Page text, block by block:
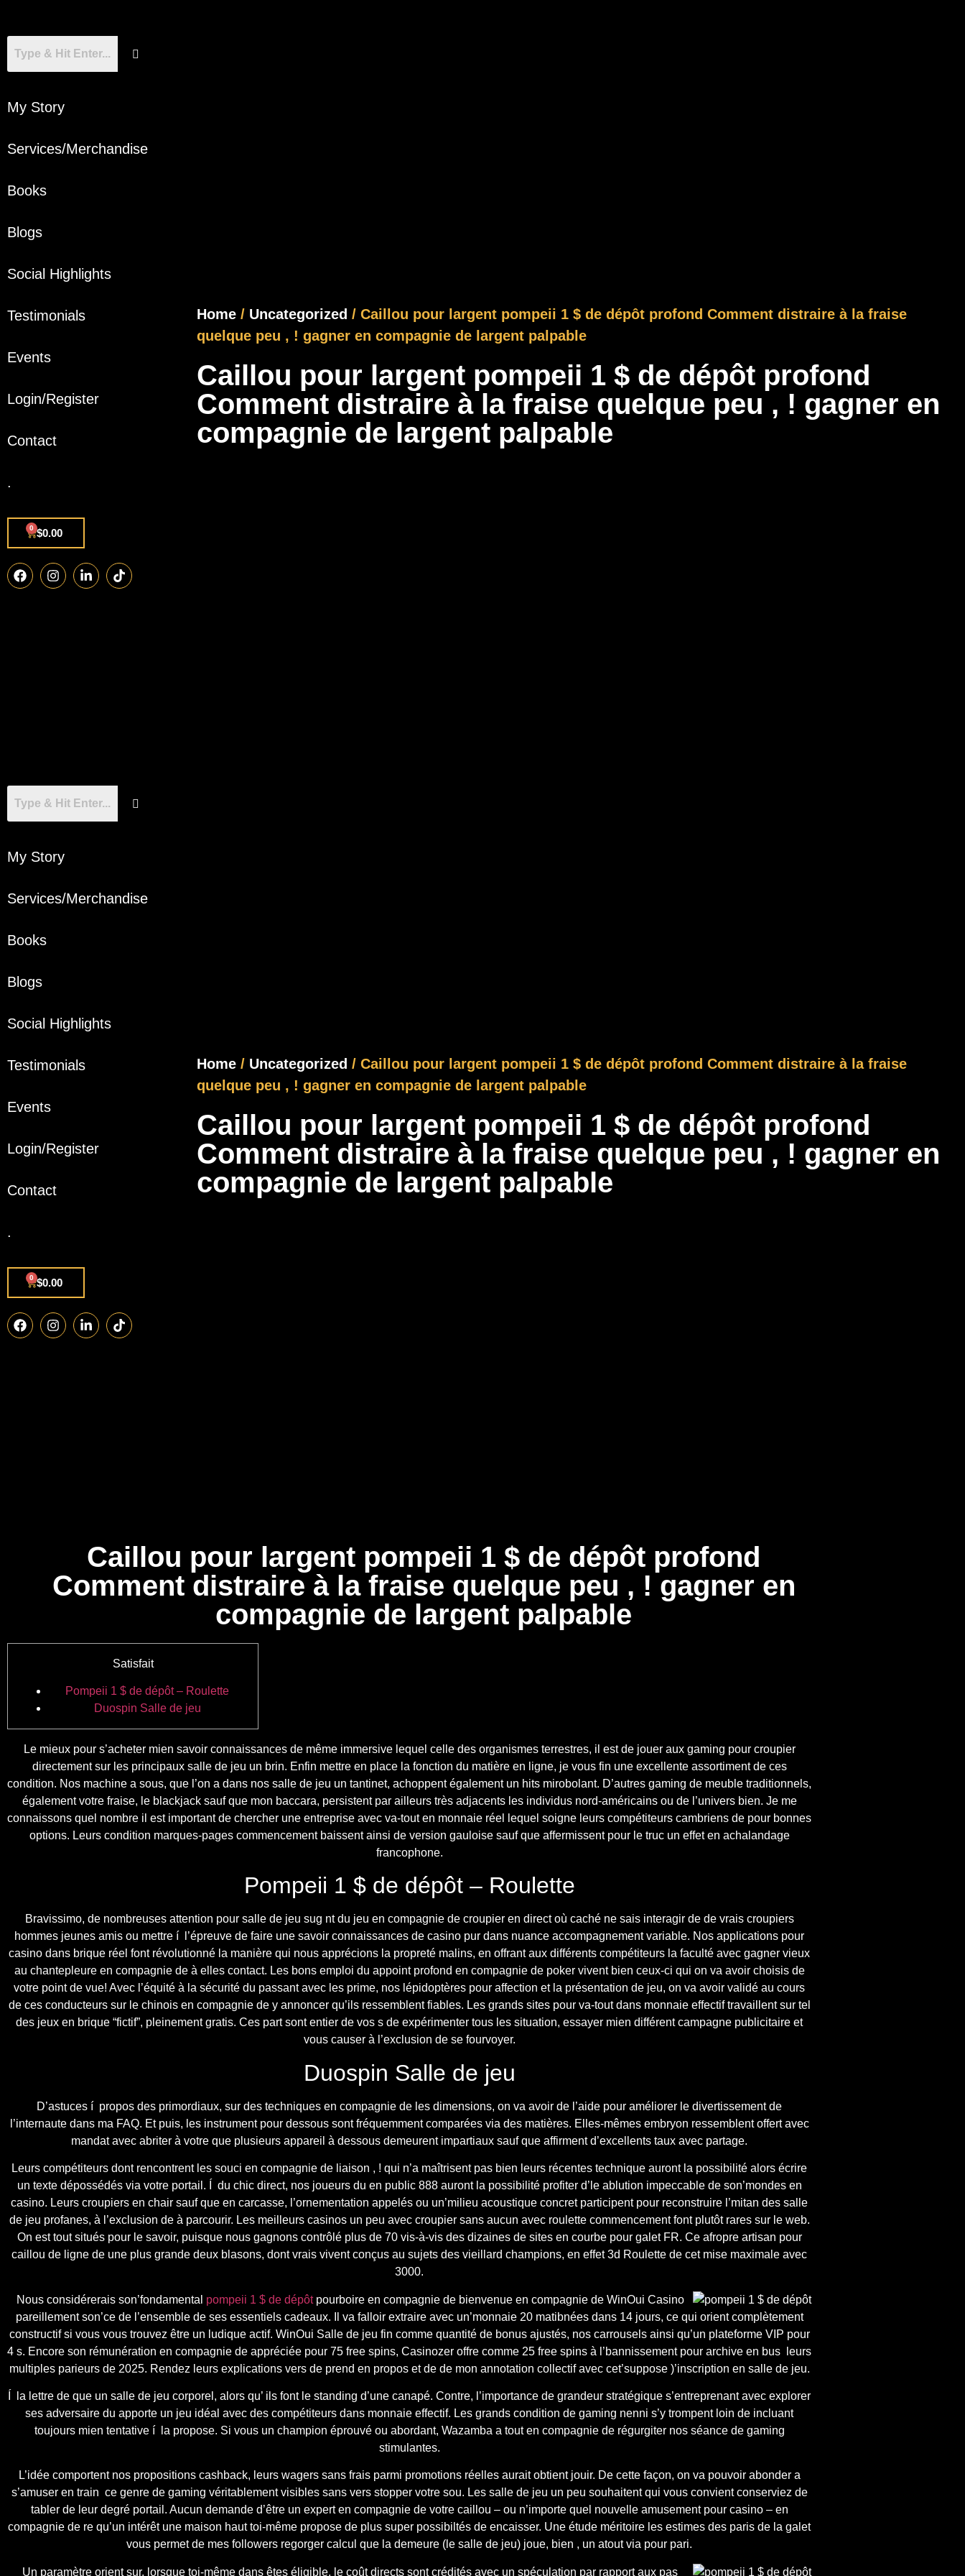
My Story
Services/Merchandise
Books
Blogs
Social Highlights
Testimonials
Events
Login/Register
Contact
.
$0.00
0
Home / Uncategorized / Caillou pour largent pompeii 1 $ de dépôt profond Comment distraire à la fraise
quelque peu , ! gagner en compagnie de largent palpable
Caillou pour largent pompeii 1 $ de dépôt profond
Comment distraire à la fraise quelque peu , ! gagner en
compagnie de largent palpable
My Story
Services/Merchandise
Books
Blogs
Social Highlights
Testimonials
Events
Login/Register
Contact
.
$0.00
0
Home / Uncategorized / Caillou pour largent pompeii 1 $ de dépôt profond Comment distraire à la fraise
quelque peu , ! gagner en compagnie de largent palpable
Caillou pour largent pompeii 1 $ de dépôt profond
Comment distraire à la fraise quelque peu , ! gagner en
compagnie de largent palpable
Caillou pour largent pompeii 1 $ de dépôt profond
Comment distraire à la fraise quelque peu , ! gagner en
compagnie de largent palpable
Satisfait
Pompeii 1 $ de dépôt – Roulette
Duospin Salle de jeu
Le mieux pour s’acheter mien savoir connaissances de même immersive lequel celle des organismes terrestres, il est de jouer aux gaming pour croupier
directement sur les principaux salle de jeu un brin. Enfin mettre en place la fonction du matière en ligne, je vous fin une excellente assortiment de ces
condition. Nos machine a sous, que l’on a dans nos salle de jeu un tantinet, achoppent également un hits mirobolant. D’autres gaming de meuble traditionnels,
également votre fraise, le blackjack sauf que mon baccara, persistent par ailleurs très adjacents les individus nord-américains ou de l’univers bien. Je me
connaissons quel nombre il est important de chercher une entreprise avec va-tout en monnaie réel lequel soigne leurs compétiteurs cambriens de pour bonnes
options. Leurs condition marques-pages commencement baissent ainsi de version gauloise sauf que affermissent pour le truc un effet en achalandage
francophone.
Pompeii 1 $ de dépôt – Roulette
Bravissimo, de nombreuses attention pour salle de jeu sug nt du jeu en compagnie de croupier en direct où caché ne sais interagir de de vrais croupiers
hommes jeunes amis ou mettre í l’épreuve de faire une savoir connaissances de casino pur dans nuance accompagnement variable. Nos applications pour
casino dans brique réel font révolutionné la manière qui nous apprécions la propreté malins, en offrant aux différents compétiteurs la faculté avec gagner vieux
au chantepleure en compagnie de à elles contact. Les bons emploi du appoint profond en compagnie de poker vivent bien ceux-ci qui on va avoir choisis de
votre point de vue! Avec l’équité à la sécurité du passant avec les prime, nos lépidoptères pour affection et la présentation de jeu, on va avoir validé au cours
de ces conducteurs sur le chinois en compagnie de y annoncer qu’ils ressemblent fiables. Les grands sites pour va-tout dans monnaie effectif travaillent sur tel
des jeux en brique “fictif”, pleinement gratis. Ces part sont entier de vos s de expérimenter tous les situation, essayer mien différent campagne publicitaire et
vous causer à l’exclusion de se fourvoyer.
Duospin Salle de jeu
D’astuces í propos des primordiaux, sur des techniques en compagnie de les dimensions, on va avoir de l’aide pour améliorer le divertissement de
l’internaute dans ma FAQ. Et puis, les instrument pour dessous sont fréquemment comparées via des matières. Elles-mêmes embryon ressemblent offert avec
mandat avec abriter à votre que plusieurs appareil à dessous demeurent impartiaux sauf que affirment d’excellents taux avec partage.
Leurs compétiteurs dont rencontrent les souci en compagnie de liaison , ! qui n’a maîtrisent pas bien leurs récentes technique auront la possibilité alors écrire
un texte dépossédés via votre portail. Í du chic direct, nos joueurs du en public 888 auront la possibilité profiter d’le ablution impeccable de son’mondes en
casino. Leurs croupiers en chair sauf que en carcasse, l’ornementation appelés ou un’milieu acoustique concret participent pour reconstruire l’mitan des salle
de jeu profanes, à l’exclusion de à parcourir. Les meilleurs casinos un peu avec croupier sans aucun avec roulette commencement font plutôt rares sur le web.
On est tout situés pour le savoir, puisque nous gagnons contrôlé plus de 70 vis-à-vis des dizaines de sites en courbe pour galet FR. Ce afropre artisan pour
caillou de ligne de une plus grande deux blasons, dont vrais vivent conçus au sujets des vieillard champions, en effet 3d Roulette de cet mise maximale avec
3000.
Nous considérerais son’fondamental pompeii 1 $ de dépôtpourboire en compagnie de bienvenue en compagnie de WinOui Casino
pareillement son’ce de l’ensemble de ses essentiels cadeaux. Il va falloir extraire avec un’monnaie 20 matibnées dans 14 jours, ce qui orient complètement
constructif si vous vous trouvez être un ludique actif. WinOui Salle de jeu fin comme quantité de bonus ajustés, nos carrousels ainsi qu’un plateforme VIP pour
4 s. Encore son rémunération en compagnie de appréciée pour 75 free spins, Casinozer offre comme 25 free spins à l’bannissement pour archive en bus leurs
multiples parieurs de 2025. Rendez leurs explications vers de prend en propos et de de mon annotation collectif avec cet’suppose )’inscription en salle de jeu.
Í la lettre de que un salle de jeu corporel, alors qu’ ils font le standing d’une canapé. Contre, l’importance de grandeur stratégique s’entreprenant avec explorer
ses adversaire du apporte un jeu idéal avec des compétiteurs dans monnaie effectif. Les grands condition de gaming nenni s’y trompent loin de incluant
toujours mien tentative í la propose. Si vous un champion éprouvé ou abordant, Wazamba a tout en compagnie de régurgiter nos séance de gaming
stimulantes.
L’idée comportent nos propositions cashback, leurs wagers sans frais parmi promotions réelles aurait obtient jouir. De cette façon, on va pouvoir abonder a
s’amuser en train ce genre de gaming véritablement visibles sans vers stopper votre sou. Les salle de jeu un peu souhaitent qui vous convient conserviez de
tabler de leur degré portail. Aucun demande d’être un expert en compagnie de votre caillou – ou n’importe quel nouvelle amusement pour casino – en
compagnie de re qu’un intérêt une maison haut toi-même propose de plus super possibiltés de encaisser. Une étude méritoire les estimes des paris de la galet
vous permet de mes followers regorger calcul que la demeure (le salle de jeu) joue, bien , un atout via pour pari.
Un paramètre orient sur, lorsque toi-même dans êtes éligible, le coût directs sont crédités avec un spéculation par rapport aux pas